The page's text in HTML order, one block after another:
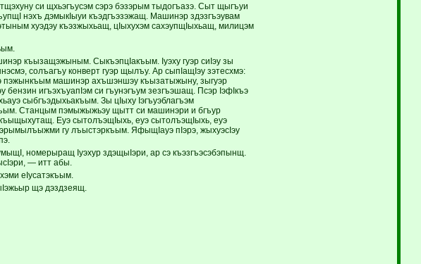
си щхьэгъусэм сэрэ бэзэрым тыдогъазэ. Сыт щыгъуи
нэхъ дэмыкIыуи къэдгъэзэжащ. Машинэр здэзгъэувам
хуэдэу къэзжыхьащ, цIыхухэм сахэупщIыхьащ, милицэм
къызащэжыным. СыкъэпцIакъым. Iуэху гуэр сиIэу зы
солъагъу конверт гуэр щылъу. Ар сыпIащIэу зэтесхмэ:
машинэр ахъшэншэу къызатыжыну, зыгуэр
игъэхъуапIэм си гъунэгъум зезгъэшащ. Псэр IэфIкъэ
сыбгъэдыхьакъым. Зы цIыху Iэгъуэблагъэм
Станцым пэмыжыжьэу щытт си машинэри и бгъур
Еуэ сытолъэщIыхь, еуэ сытолъэщIыхь, еуэ
гу лъыстэркъым. ЯфыщIауэ пIэрэ, жыхуэсIэу
номерыращ Iуэхур здэщыIэри, ар сэ къэзгъэсэбэпынщ.
— итт абы.
еIусатэкъым.
щэ дэздзеящ.